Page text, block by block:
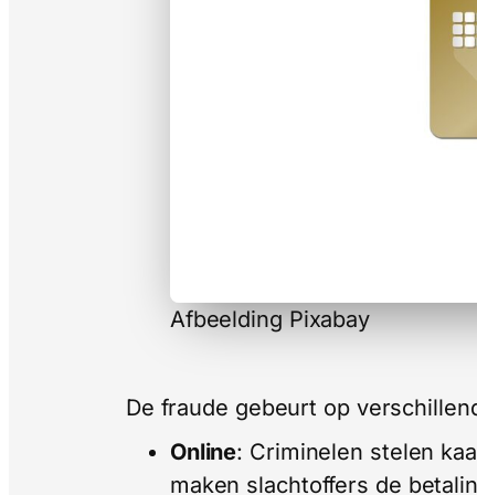
Afbeelding Pixabay
De fraude gebeurt op
Online: Criminelen stelen
maken slachtoffers de